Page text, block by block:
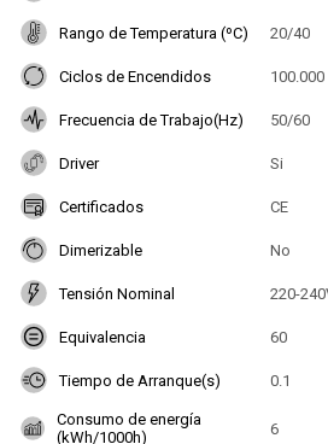
Rango de Temperatura (ºC) 20/40
Ciclos de Encendidos 100.000
Frecuencia de Trabajo(Hz) 50/60
Driver Si
Certificados CE
Dimerizable No
Tensión Nominal 220-
Equivalencia 60
Tiempo de Arranque(s) 0.1
Consumo de energía
(kWh/1000h)
6